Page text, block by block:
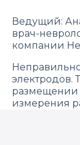
Ведущий:
врач-
компании
размещении
измерения